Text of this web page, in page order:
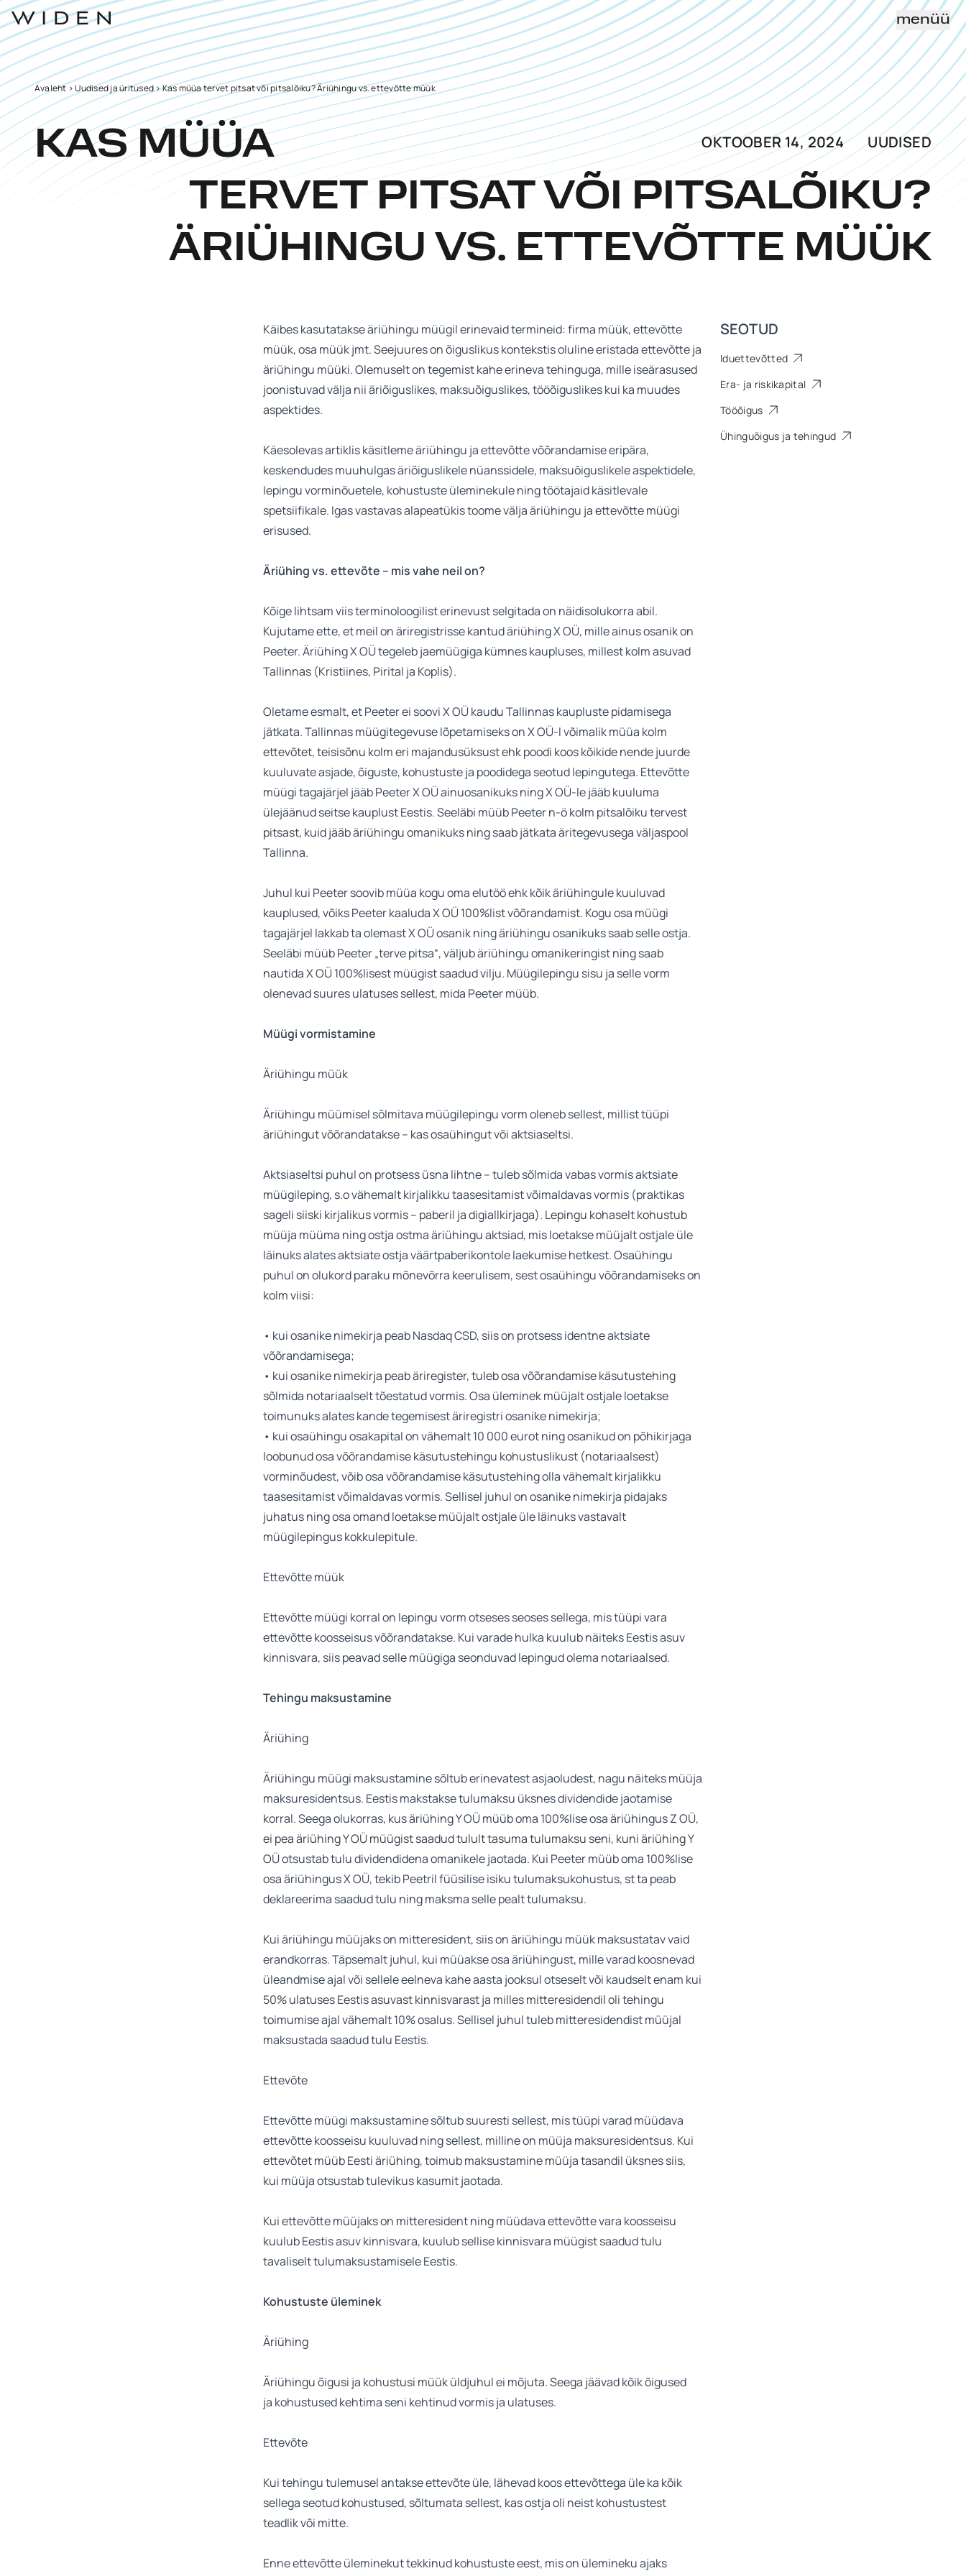
menüü
Avaleht> Uudised ja üritused>Kas müüa tervet pitsat või pitsalõiku? Äriühingu vs. ettevõtte müük
KAS MÜÜA
TERVET PITSAT VÕI PITSALÕIKU?
ÄRIÜHINGU VS. ETTEVÕTTE MÜÜK
OKTOOBER 14, 2024 UUDISED
SEOTUD
Iduettevõtted
Era- ja riskikapital
Tööõigus
Ühinguõigus ja tehingud
Käibes kasutatakse äriühingu müügil erinevaid termineid: firma müük, ettevõtte
müük, osa müük jmt. Seejuures on õiguslikus kontekstis oluline eristada ettevõtte ja
äriühingu müüki. Olemuselt on tegemist kahe erineva tehinguga, mille iseärasused
joonistuvad välja nii äriõiguslikes, maksuõiguslikes, tööõiguslikes kui ka muudes
aspektides.
Käesolevas artiklis käsitleme äriühingu ja ettevõtte võõrandamise eripära,
keskendudes muuhulgas äriõiguslikele nüanssidele, maksuõiguslikele aspektidele,
lepingu vorminõuetele, kohustuste üleminekule ning töötajaid käsitlevale
spetsiifikale. Igas vastavas alapeatükis toome välja äriühingu ja ettevõtte müügi
erisused.
Äriühing vs. ettevõte – mis vahe neil on?
Kõige lihtsam viis terminoloogilist erinevust selgitada on näidisolukorra abil.
Kujutame ette, et meil on äriregistrisse kantud äriühing X OÜ, mille ainus osanik on
Peeter. Äriühing X OÜ tegeleb jaemüügiga kümnes kaupluses, millest kolm asuvad
Tallinnas (Kristiines, Pirital ja Koplis).
Oletame esmalt, et Peeter ei soovi X OÜ kaudu Tallinnas kaupluste pidamisega
jätkata. Tallinnas müügitegevuse lõpetamiseks on X OÜ-l võimalik müüa kolm
ettevõtet, teisisõnu kolm eri majandusüksust ehk poodi koos kõikide nende juurde
kuuluvate asjade, õiguste, kohustuste ja poodidega seotud lepingutega. Ettevõtte
müügi tagajärjel jääb Peeter X OÜ ainuosanikuks ning X OÜ-le jääb kuuluma
ülejäänud seitse kauplust Eestis. Seeläbi müüb Peeter n-ö kolm pitsalõiku tervest
pitsast, kuid jääb äriühingu omanikuks ning saab jätkata äritegevusega väljaspool
Tallinna.
Juhul kui Peeter soovib müüa kogu oma elutöö ehk kõik äriühingule kuuluvad
kauplused, võiks Peeter kaaluda X OÜ 100%list võõrandamist. Kogu osa müügi
tagajärjel lakkab ta olemast X OÜ osanik ning äriühingu osanikuks saab selle ostja.
Seeläbi müüb Peeter „terve pitsa“, väljub äriühingu omanikeringist ning saab
nautida X OÜ 100%lisest müügist saadud vilju. Müügilepingu sisu ja selle vorm
olenevad suures ulatuses sellest, mida Peeter müüb.
Müügi vormistamine
Äriühingu müük
Äriühingu müümisel sõlmitava müügilepingu vorm oleneb sellest, millist tüüpi
äriühingut võõrandatakse – kas osaühingut või aktsiaseltsi.
Aktsiaseltsi puhul on protsess üsna lihtne – tuleb sõlmida vabas vormis aktsiate
müügileping, s.o vähemalt kirjalikku taasesitamist võimaldavas vormis (praktikas
sageli siiski kirjalikus vormis – paberil ja digiallkirjaga). Lepingu kohaselt kohustub
müüja müüma ning ostja ostma äriühingu aktsiad, mis loetakse müüjalt ostjale üle
läinuks alates aktsiate ostja väärtpaberikontole laekumise hetkest. Osaühingu
puhul on olukord paraku mõnevõrra keerulisem, sest osaühingu võõrandamiseks on
kolm viisi:
• kui osanike nimekirja peab Nasdaq CSD, siis on protsess identne aktsiate
võõrandamisega;
• kui osanike nimekirja peab äriregister, tuleb osa võõrandamise käsutustehing
sõlmida notariaalselt tõestatud vormis. Osa üleminek müüjalt ostjale loetakse
toimunuks alates kande tegemisest äriregistri osanike nimekirja;
• kui osaühingu osakapital on vähemalt 10 000 eurot ning osanikud on põhikirjaga
loobunud osa võõrandamise käsutustehingu kohustuslikust (notariaalsest)
vorminõudest, võib osa võõrandamise käsutustehing olla vähemalt kirjalikku
taasesitamist võimaldavas vormis. Sellisel juhul on osanike nimekirja pidajaks
juhatus ning osa omand loetakse müüjalt ostjale üle läinuks vastavalt
müügilepingus kokkulepitule.
Ettevõtte müük
Ettevõtte müügi korral on lepingu vorm otseses seoses sellega, mis tüüpi vara
ettevõtte koosseisus võõrandatakse. Kui varade hulka kuulub näiteks Eestis asuv
kinnisvara, siis peavad selle müügiga seonduvad lepingud olema notariaalsed.
Tehingu maksustamine
Äriühing
Äriühingu müügi maksustamine sõltub erinevatest asjaoludest, nagu näiteks müüja
maksuresidentsus. Eestis makstakse tulumaksu üksnes dividendide jaotamise
korral. Seega olukorras, kus äriühing Y OÜ müüb oma 100%lise osa äriühingus Z OÜ,
ei pea äriühing Y OÜ müügist saadud tulult tasuma tulumaksu seni, kuni äriühing Y
OÜ otsustab tulu dividendidena omanikele jaotada. Kui Peeter müüb oma 100%lise
osa äriühingus X OÜ, tekib Peetril füüsilise isiku tulumaksukohustus, st ta peab
deklareerima saadud tulu ning maksma selle pealt tulumaksu.
Kui äriühingu müüjaks on mitteresident, siis on äriühingu müük maksustatav vaid
erandkorras. Täpsemalt juhul, kui müüakse osa äriühingust, mille varad koosnevad
üleandmise ajal või sellele eelneva kahe aasta jooksul otseselt või kaudselt enam kui
50% ulatuses Eestis asuvast kinnisvarast ja milles mitteresidendil oli tehingu
toimumise ajal vähemalt 10% osalus. Sellisel juhul tuleb mitteresidendist müüjal
maksustada saadud tulu Eestis.
Ettevõte
Ettevõtte müügi maksustamine sõltub suuresti sellest, mis tüüpi varad müüdava
ettevõtte koosseisu kuuluvad ning sellest, milline on müüja maksuresidentsus. Kui
ettevõtet müüb Eesti äriühing, toimub maksustamine müüja tasandil üksnes siis,
kui müüja otsustab tulevikus kasumit jaotada.
Kui ettevõtte müüjaks on mitteresident ning müüdava ettevõtte vara koosseisu
kuulub Eestis asuv kinnisvara, kuulub sellise kinnisvara müügist saadud tulu
tavaliselt tulumaksustamisele Eestis.
Kohustuste üleminek
Äriühing
Äriühingu õigusi ja kohustusi müük üldjuhul ei mõjuta. Seega jäävad kõik õigused
ja kohustused kehtima seni kehtinud vormis ja ulatuses.
Ettevõte
Kui tehingu tulemusel antakse ettevõte üle, lähevad koos ettevõttega üle ka kõik
sellega seotud kohustused, sõltumata sellest, kas ostja oli neist kohustustest
teadlik või mitte.
Enne ettevõtte üleminekut tekkinud kohustuste eest, mis on ülemineku ajaks